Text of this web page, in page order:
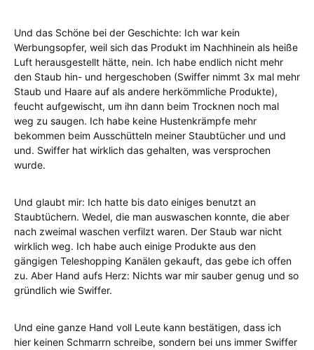
Und das Schöne bei der Geschichte: Ich war kein
Werbungsopfer, weil sich das Produkt im Nachhinein als heiße
Luft herausgestellt hätte, nein. Ich habe endlich nicht mehr
den Staub hin- und hergeschoben (Swiffer nimmt 3x mal mehr
Staub und Haare auf als andere herkömmliche Produkte),
feucht aufgewischt, um ihn dann beim Trocknen noch mal
weg zu saugen. Ich habe keine Hustenkrämpfe mehr
bekommen beim Ausschütteln meiner Staubtücher und und
und. Swiffer hat wirklich das gehalten, was versprochen
wurde.
Und glaubt mir: Ich hatte bis dato einiges benutzt an
Staubtüchern. Wedel, die man auswaschen konnte, die aber
nach zweimal waschen verfilzt waren. Der Staub war nicht
wirklich weg. Ich habe auch einige Produkte aus den
gängigen Teleshopping Kanälen gekauft, das gebe ich offen
zu. Aber Hand aufs Herz: Nichts war mir sauber genug und so
gründlich wie Swiffer.
Und eine ganze Hand voll Leute kann bestätigen, dass ich
hier keinen Schmarrn schreibe, sondern bei uns immer Swiffer